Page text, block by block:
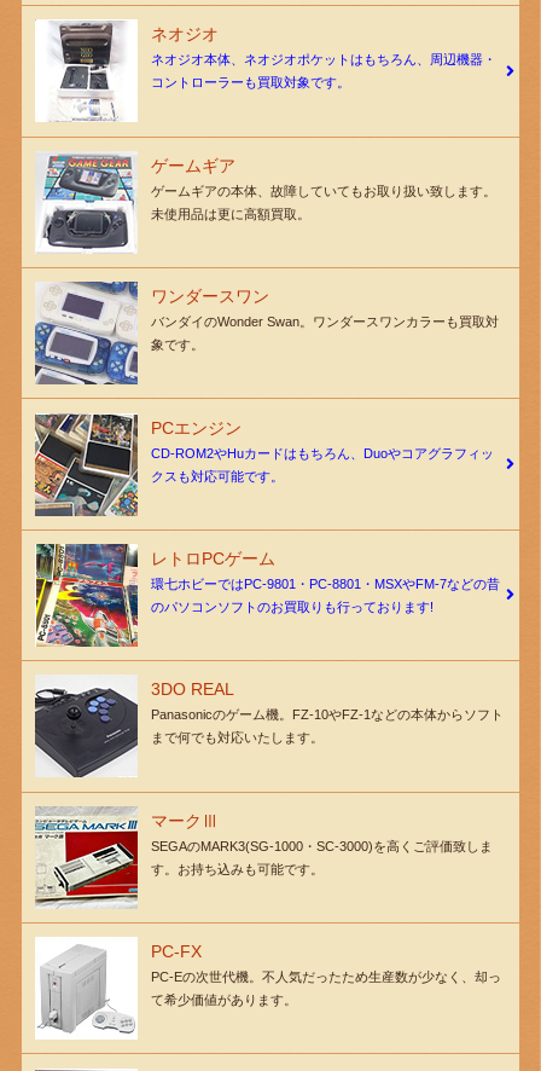
ネオジオ
ネオジオ本体、ネオジオポケットはもちろん、周辺機器・
コントローラーも買取対象です。
ゲームギア
ゲームギアの本体、故障していてもお取り扱い致します。
未使用品は更に高額買取。
ワンダースワン
バンダイのWonder Swan。ワンダースワンカラーも買取対
象です。
PCエンジン
CD-ROM2やHuカードはもちろん、Duoやコアグラフィッ
クスも対応可能です。
レトロPCゲーム
環七ホビーではPC-9801・PC-8801・MSXやFM-7などの昔
のパソコンソフトのお買取りも行っております!
3DO REAL
Panasonicのゲーム機。FZ-10やFZ-1などの本体からソフト
まで何でも対応いたします。
マークⅢ
SEGAのMARK3(SG-1000・SC-3000)を高くご評価致しま
す。お持ち込みも可能です。
PC-FX
PC-Eの次世代機。不人気だったため生産数が少なく、却っ
て希少価値があります。